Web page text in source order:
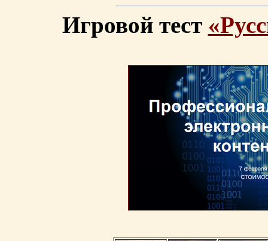
Игровой тест